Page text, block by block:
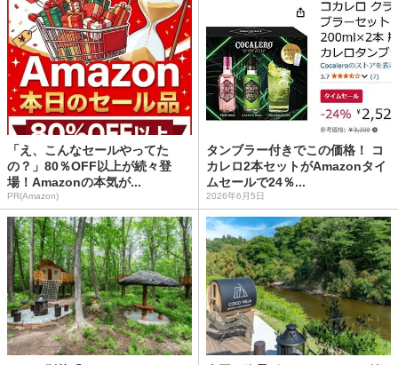
「え、こんなセールやってた
の？」80％OFF以上が続々登
場！Amazonの本気が...
PR(Amazon)
タンブラー付きでこの価格！ コ
カレロ2本セットがAmazonタイ
ムセールで24％...
2026年6月5日